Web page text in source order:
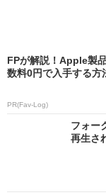
FPが解説！Apple製
数料0円で入手する方
PR(Fav-Log)
フォー
再生さ